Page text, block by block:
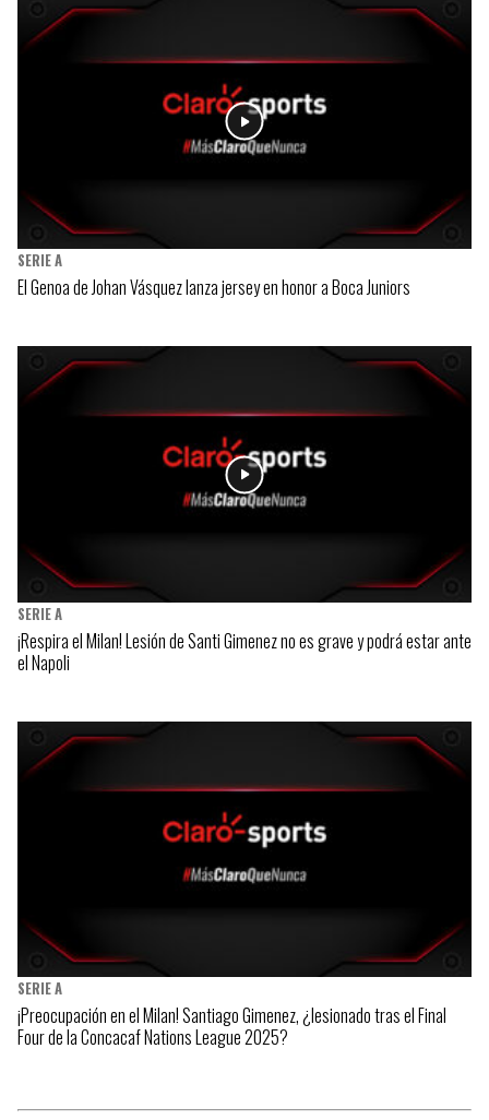
SERIE A
El Genoa de Johan Vásquez lanza jersey en honor a Boca Juniors
SERIE A
¡Respira el Milan! Lesión de Santi Gimenez no es grave y podrá estar ante
el Napoli
SERIE A
¡Preocupación en el Milan! Santiago Gimenez, ¿lesionado tras el Final
Four de la Concacaf Nations League 2025?